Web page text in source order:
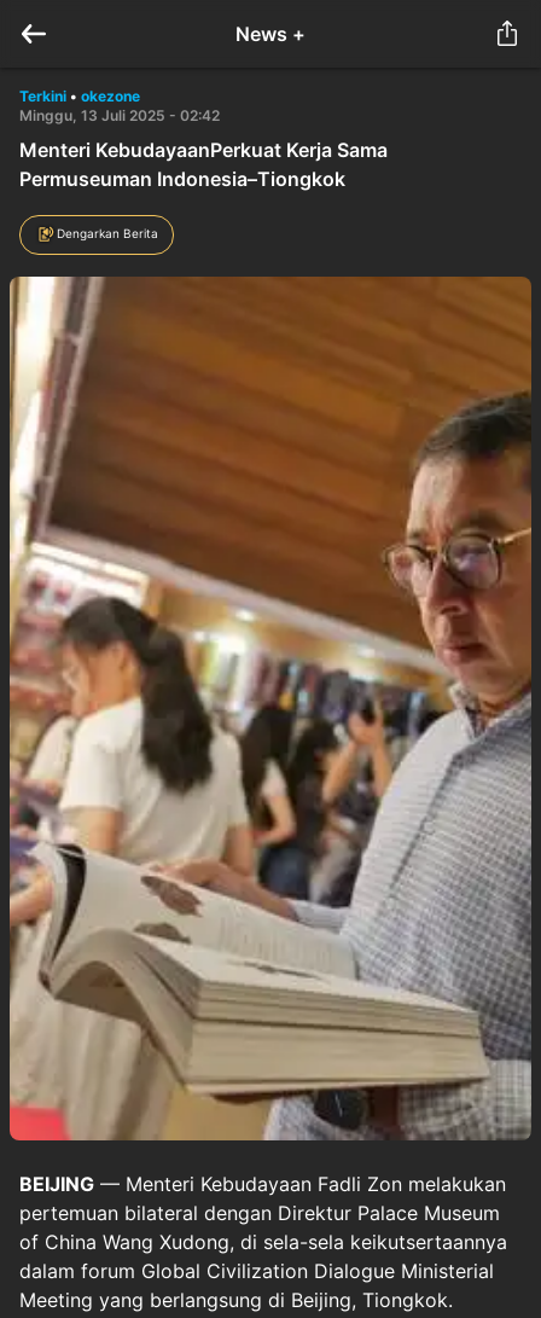
News +
Terkini • okezone
Minggu, 13 Juli 2025 - 02:42
Menteri KebudayaanPerkuat Kerja Sama
Permuseuman Indonesia–Tiongkok
Dengarkan Berita
BEIJING — Menteri Kebudayaan Fadli Zon melakukan
pertemuan bilateral dengan Direktur Palace Museum
of China Wang Xudong, di sela-sela keikutsertaannya
dalam forum Global Civilization Dialogue Ministerial
Meeting yang berlangsung di Beijing, Tiongkok.